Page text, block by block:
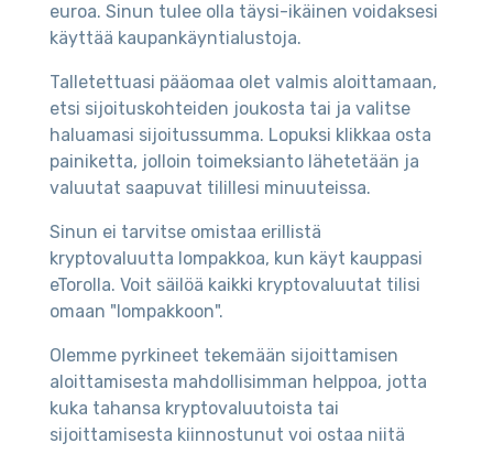
euroa. Sinun tulee olla täysi-ikäinen voidaksesi
käyttää kaupankäyntialustoja.
Talletettuasi pääomaa olet valmis aloittamaan,
etsi sijoituskohteiden joukosta tai ja valitse
haluamasi sijoitussumma. Lopuksi klikkaa osta
painiketta, jolloin toimeksianto lähetetään ja
valuutat saapuvat tilillesi minuuteissa.
Sinun ei tarvitse omistaa erillistä
kryptovaluutta lompakkoa, kun käyt kauppasi
eTorolla. Voit säilöä kaikki kryptovaluutat tilisi
omaan "lompakkoon".
Olemme pyrkineet tekemään sijoittamisen
aloittamisesta mahdollisimman helppoa, jotta
kuka tahansa kryptovaluutoista tai
sijoittamisesta kiinnostunut voi ostaa niitä